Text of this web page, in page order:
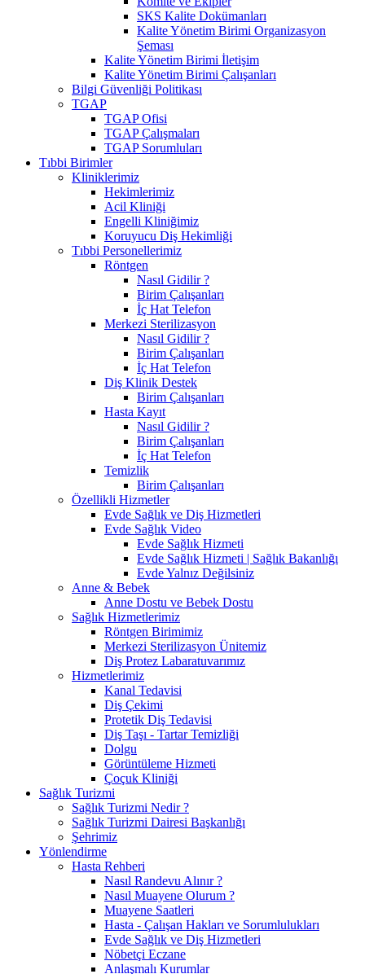
SKS Kalite Dokümanları
Kalite Yönetim Birimi Organizasyon
Şeması
Kalite Yönetim Birimi İletişim
Kalite Yönetim Birimi Çalışanları
Bilgi Güvenliği Politikası
TGAP
TGAP Ofisi
TGAP Çalışmaları
TGAP Sorumluları
Tıbbi Birimler
Kliniklerimiz
Hekimlerimiz
Acil Kliniği
Engelli Kliniğimiz
Koruyucu Diş Hekimliği
Tıbbi Personellerimiz
Röntgen
Nasıl Gidilir ?
Birim Çalışanları
İç Hat Telefon
Merkezi Sterilizasyon
Nasıl Gidilir ?
Birim Çalışanları
İç Hat Telefon
Diş Klinik Destek
Birim Çalışanları
Hasta Kayıt
Nasıl Gidilir ?
Birim Çalışanları
İç Hat Telefon
Temizlik
Birim Çalışanları
Özellikli Hizmetler
Evde Sağlık ve Diş Hizmetleri
Evde Sağlık Video
Evde Sağlık Hizmeti
Evde Sağlık Hizmeti | Sağlık Bakanlığı
Evde Yalnız Değilsiniz
Anne & Bebek
Anne Dostu ve Bebek Dostu
Sağlık Hizmetlerimiz
Röntgen Birimimiz
Merkezi Sterilizasyon Ünitemiz
Diş Protez Labaratuvarımız
Hizmetlerimiz
Kanal Tedavisi
Diş Çekimi
Protetik Diş Tedavisi
Diş Taşı - Tartar Temizliği
Dolgu
Görüntüleme Hizmeti
Çoçuk Kliniği
Sağlık Turizmi
Sağlık Turizmi Nedir ?
Sağlık Turizmi Dairesi Başkanlığı
Şehrimiz
Yönlendirme
Hasta Rehberi
Nasıl Randevu Alınır ?
Nasıl Muayene Olurum ?
Muayene Saatleri
Hasta - Çalışan Hakları ve Sorumlulukları
Evde Sağlık ve Diş Hizmetleri
Nöbetçi Eczane
Anlaşmalı Kurumlar